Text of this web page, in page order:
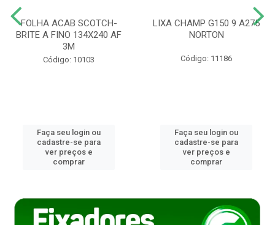
FOLHA ACAB SCOTCH-
BRITE A FINO 134X240 AF
3M
Código: 10103
Faça seu login ou
cadastre-se para
ver preços e
comprar
LIXA CHAMP G150 9 A275
NORTON
Código: 11186
Faça seu login ou
cadastre-se para
ver preços e
comprar